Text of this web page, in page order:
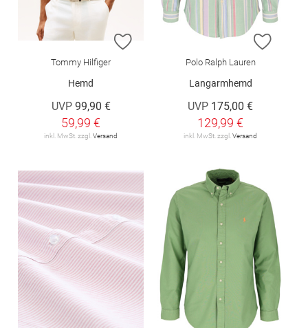
ZUR WUNSCHLISTE HINZUFÜGEN
Tommy Hilfiger
Hemd
UVP 99,90 €
59,99 €
inkl. MwSt. zzgl. Versand
ZUR
Polo Ralph Lauren
Langarmhemd
UVP 175,00 €
129,99 €
inkl. MwSt. zzgl. Versand